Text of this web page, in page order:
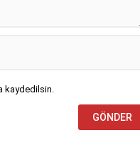
kaydedilsin.